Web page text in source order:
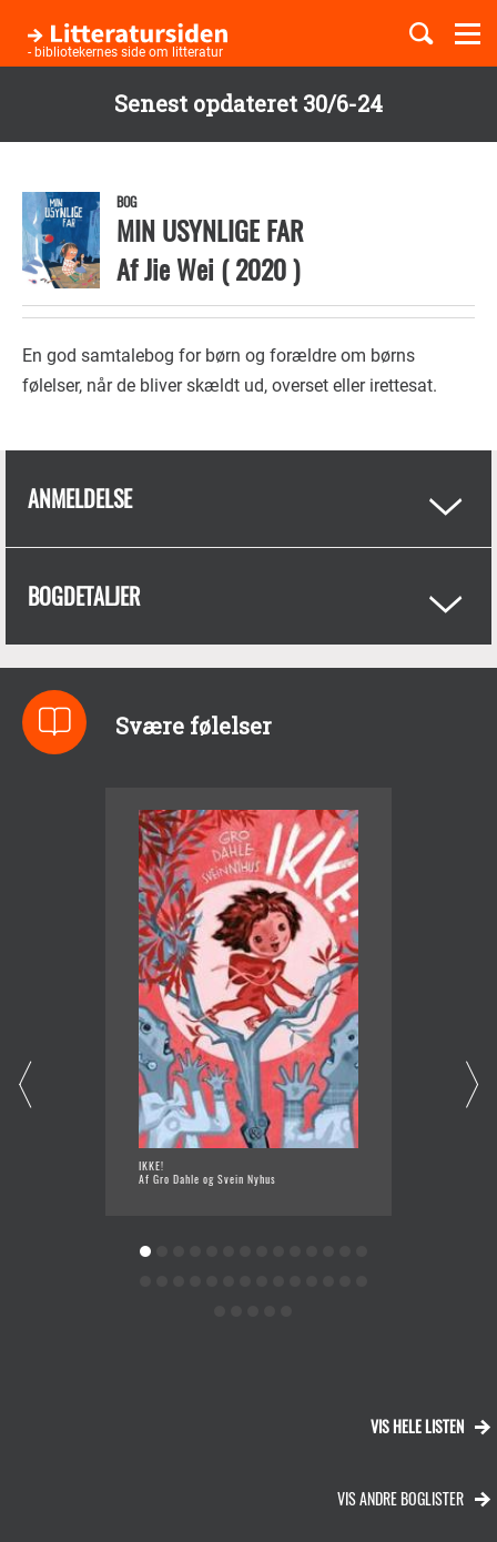
Senest opdateret 30/6-24
hovedindhold
- bibliotekernes side om litteratur
Børnebøger
BOG
MIN USYNLIGE FAR
AfJie Wei (2020)
En god samtalebog for børn og forældre om børns
følelser, når de bliver skældt ud, overset eller irettesat.
ANMELDELSE
BOGDETALJER
Svære følelser
IKKE!
Af Gro Dahle og Svein Nyhus
VIS HELE LISTEN
VIS ANDRE BOGLISTER